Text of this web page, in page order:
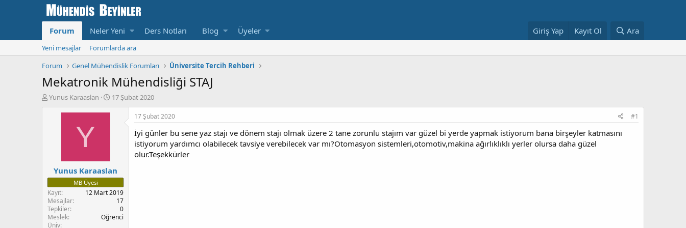
Forum Neler Yeni Ders Notları Blog Üyeler Giriş Yap Kayıt Ol Ara
Yeni mesajlar
Forumlarda ara
Forum
Genel Mühendislik Forumları Üniversite Tercih Rehberi
Mekatronik Mühendisliği STAJ
K
l
a
t
a
n
Yunus Karaaslan
B
ç
T
a
r
h
17 Şubat 2020
Y
Yunus Karaaslan
MB Üyesi
Kayıt
12 Mart 2019
Mesajlar
17
Tepkiler
0
Meslek
Öğrenci
Üniv
17 Şubat 2020 #1
İyi günler bu sene yaz stajı ve dönem stajı olmak üzere 2 tane zorunlu stajım var güzel bi yerde yapmak istiyorum bana birşeyler katmasını
istiyorum yardımcı olabilecek tavsiye verebilecek var mı?Otomasyon sistemleri,otomotiv,makina ağırlıklıklı yerler olursa daha güzel
olur.Teşekkürler